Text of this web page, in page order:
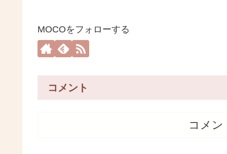
MOCOをフォローする
コメント
コメン